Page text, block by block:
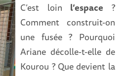
C’est loin l’espace ?
Comment construit-on
une fusée ? Pourquoi
Ariane décolle-t-elle de
Kourou ? Que devient la